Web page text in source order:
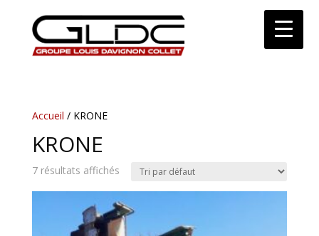
Accueil / KRONE
KRONE
7 résultats affichés